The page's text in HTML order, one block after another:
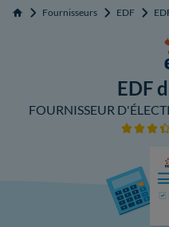
Accueil Fournisseurs EDF
EDF
FOURNISSEUR